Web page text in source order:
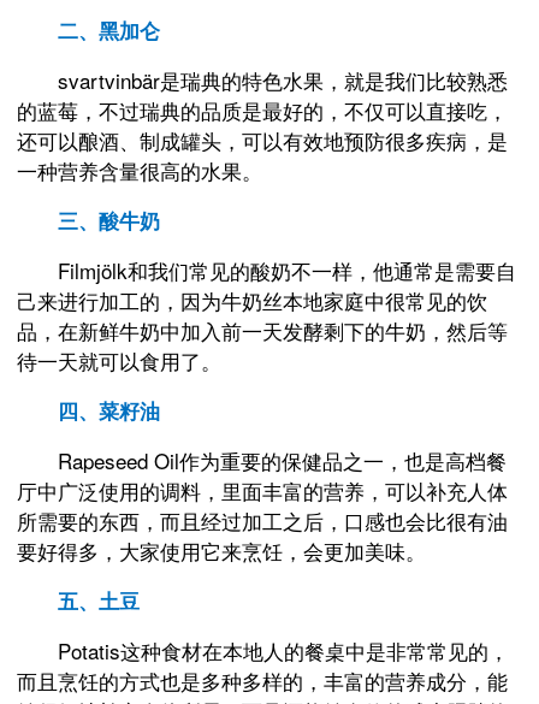
二、黑加仑
svartvinbär是瑞典的特色水果，就是我们比较熟悉
的蓝莓，不过瑞典的品质是最好的，不仅可以直接吃，
还可以酿酒、制成罐头，可以有效地预防很多疾病，是
一种营养含量很高的水果。
三、酸牛奶
Filmjölk和我们常见的酸奶不一样，他通常是需要自
己来进行加工的，因为牛奶丝本地家庭中很常见的饮
品，在新鲜牛奶中加入前一天发酵剩下的牛奶，然后等
待一天就可以食用了。
四、菜籽油
Rapeseed Oil作为重要的保健品之一，也是高档餐
厅中广泛使用的调料，里面丰富的营养，可以补充人体
所需要的东西，而且经过加工之后，口感也会比很有油
要好得多，大家使用它来烹饪，会更加美味。
五、土豆
Potatis这种食材在本地人的餐桌中是非常常见的，
而且烹饪的方式也是多种多样的，丰富的营养成分，能